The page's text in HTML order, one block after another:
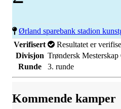
Ørland sparebank stadion
Verifisert
Resultatet er
Divisjon Trøndersk
Runde
3. runde
Kommende kamper